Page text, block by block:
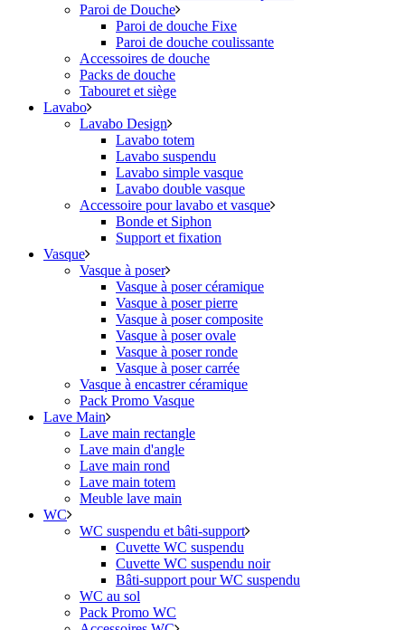
Paroi de Douche
Paroi de douche Fixe
Paroi de douche coulissante
Accessoires de douche
Packs de douche
Tabouret et siège
Lavabo
Lavabo Design
Lavabo totem
Lavabo suspendu
Lavabo simple vasque
Lavabo double vasque
Accessoire pour lavabo et vasque
Bonde et Siphon
Support et fixation
Vasque
Vasque à poser
Vasque à poser céramique
Vasque à poser pierre
Vasque à poser composite
Vasque à poser ovale
Vasque à poser ronde
Vasque à poser carrée
Vasque à encastrer céramique
Pack Promo Vasque
Lave Main
Lave main rectangle
Lave main d'angle
Lave main rond
Lave main totem
Meuble lave main
WC
WC suspendu et bâti-support
Cuvette WC suspendu
Cuvette WC suspendu noir
Bâti-support pour WC suspendu
WC au sol
Pack Promo WC